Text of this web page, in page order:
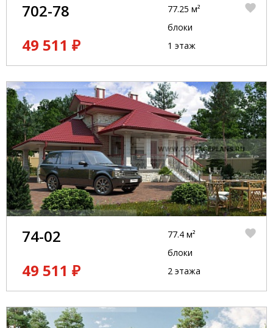
702-78
49 511 ₽
77.25 м²
блоки
1 этаж
74-02
49 511 ₽
77.4 м²
блоки
2 этажа